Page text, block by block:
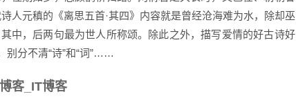
人元稹的《离思五首·其四》内容就是曾经沧海难为水，除却巫
中，后两句最为世人所称颂。除此之外，描写爱情的好古诗好
别分不清“诗”和“词”……
客_IT博客